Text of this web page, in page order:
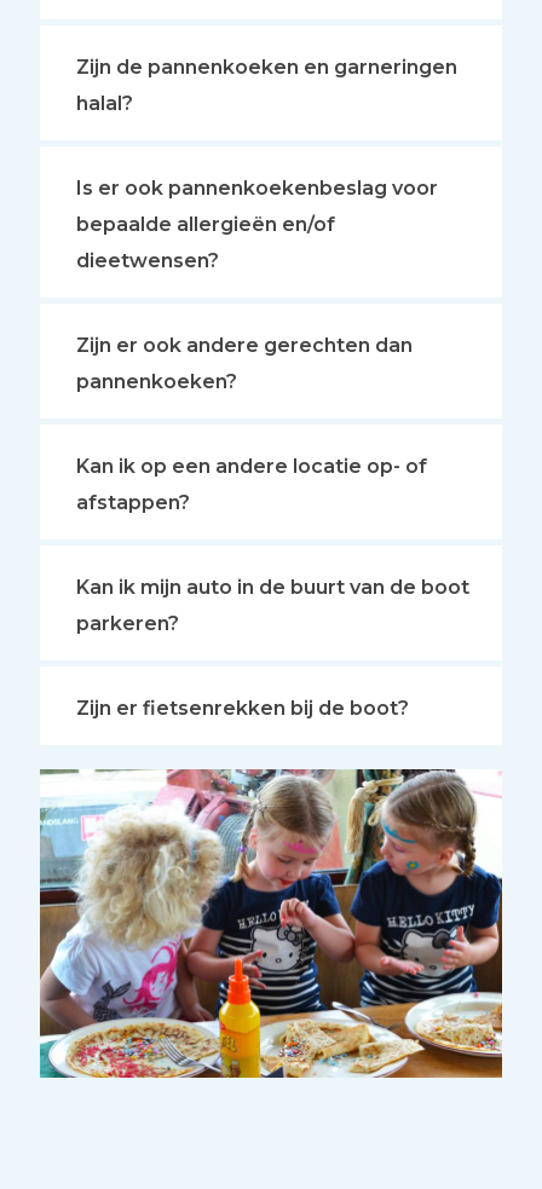
Zijn de pannenkoeken en garneringen
halal?
Is er ook pannenkoekenbeslag voor
bepaalde allergieën en/of
dieetwensen?
Zijn er ook andere gerechten dan
pannenkoeken?
Kan ik op een andere locatie op- of
afstappen?
Kan ik mijn auto in de buurt van de boot
parkeren?
Zijn er fietsenrekken bij de boot?